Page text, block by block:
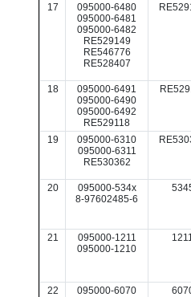
17
095000-6480
095000-6481
095000-6482
RE529149
RE546776
RE528407
18
095000-6491
095000-6490
095000-6492
RE529118
19
095000-6310
095000-6311
RE530362
20
095000-534x
8-97602485-6
21
095000-1211
095000-1210
22 095000-6070